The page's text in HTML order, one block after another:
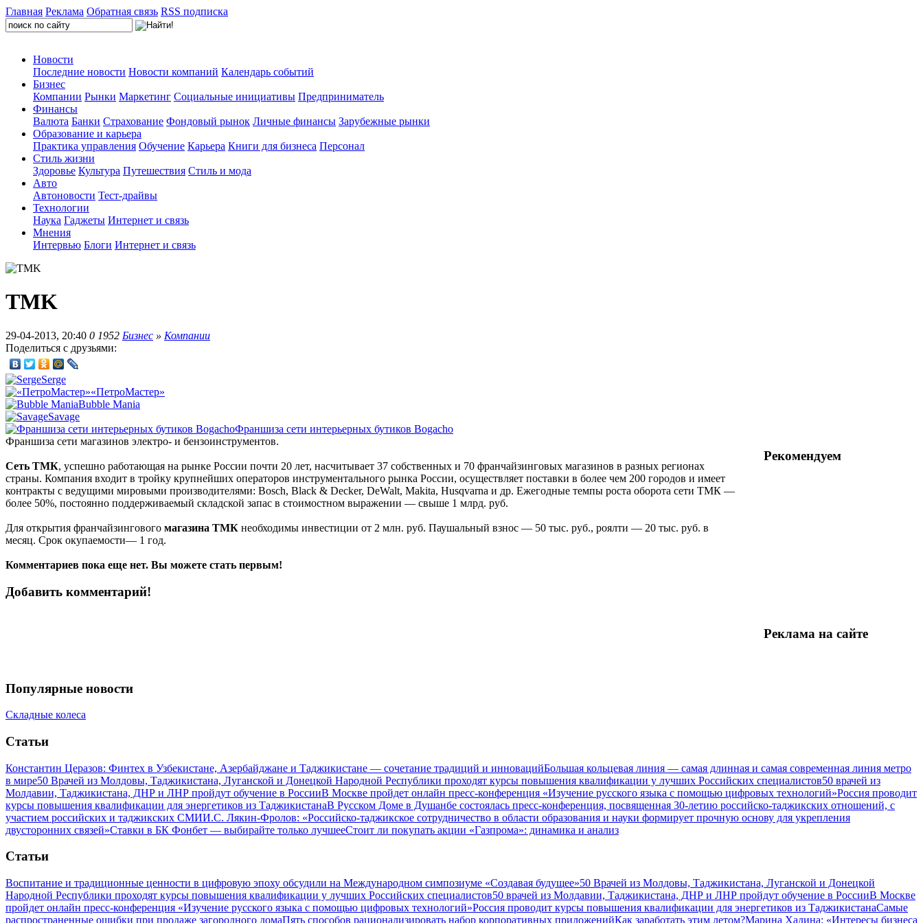
Главная Реклама Обратная связь RSS подписка
Новости
Последние новости Новости компаний Календарь событий
Бизнес
Компании Рынки Маркетинг Социальные инициативы Предприниматель
Финансы
Валюта Банки Страхование Фондовый рынок Личные финансы Зарубежные рынки
Образование и карьера
Практика управления Обучение Карьера Книги для бизнеса Персонал
Стиль жизни
Здоровье Культура Путешествия Стиль и мода
Авто
Автоновости Тест-драйвы
Технологии
Наука Гаджеты Интернет и связь
Мнения
Интервью Блоги Интернет и связь
TMK
29-04-2013, 20:40 0 1952 Бизнес » Компании
Поделиться с друзьями:
Serge
«ПетроМастер»
Bubble Mania
Savage
Франшиза сети интерьерных бутиков Bogacho
Франшиза сети магазинов электро- и бензоинструментов.
Сеть ТМК, успешно работающая на рынке России почти 20 лет, насчитывает 37 собственных и 70 франчайзинговых магазинов в разных регионах
страны. Компания входит в тройку крупнейших операторов инструментального рынка России, осуществляет поставки в более чем 200 городов и имеет
контракты с ведущими мировыми производителями: Bosch, Black & Decker, DeWalt, Makita, Husqvarna и др. Ежегодные темпы роста оборота сети ТМК —
более 50%, постоянно поддерживаемый складской запас в стоимостном выражении — свыше 1 млрд. руб.
Для открытия франчайзингового магазина ТМК необходимы инвестиции от 2 млн. руб. Паушальный взнос — 50 тыс. руб., роялти — 20 тыс. руб. в
месяц. Срок окупаемости— 1 год.
Комментариев пока еще нет. Вы можете стать первым!
Добавить комментарий!
Рекомендуем
Реклама на сайте
Популярные новости
Складные колеса
Статьи
Константин Церазов: Финтех в Узбекистане, Азербайджане и Таджикистане — сочетание традиций и инновацийБольшая кольцевая линия — самая длинная и самая современная линия метро
в мире50 Врачей из Молдовы, Таджикистана, Луганской и Донецкой Народной Республики проходят курсы повышения квалификации у лучших Российских специалистов50 врачей из
Молдавии, Таджикистана, ДНР и ЛНР пройдут обучение в РоссииВ Москве пройдет онлайн пресс-конференция «Изучение русского языка с помощью цифровых технологий»Россия проводит
курсы повышения квалификации для энергетиков из ТаджикистанаВ Русском Доме в Душанбе состоялась пресс-конференция, посвященная 30-летию российско-таджикских отношений, с
участием российских и таджикских СМИИ.С. Лякин-Фролов: «Российско-таджикское сотрудничество в области образования и науки формирует прочную основу для укрепления
двусторонних связей»Ставки в БК Фонбет — выбирайте только лучшееСтоит ли покупать акции «Газпрома»: динамика и анализ
Статьи
Воспитание и традиционные ценности в цифровую эпоху обсудили на Международном симпозиуме «Создавая будущее»50 Врачей из Молдовы, Таджикистана, Луганской и Донецкой
Народной Республики проходят курсы повышения квалификации у лучших Российских специалистов50 врачей из Молдавии, Таджикистана, ДНР и ЛНР пройдут обучение в РоссииВ Москве
пройдет онлайн пресс-конференция «Изучение русского языка с помощью цифровых технологий»Россия проводит курсы повышения квалификации для энергетиков из ТаджикистанаСамые
распространенные ошибки при продаже загородного домаПять способов рационализировать набор корпоративных приложенийКак заработать этим летом?Марина Хадина: «Интересы бизнеса